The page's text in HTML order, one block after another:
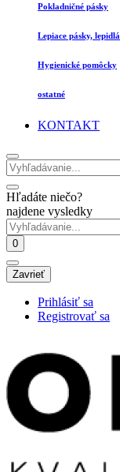
Pokladničné pásky
Lepiace pásky, lepidlá
Hygienické pomôcky
ostatné
KONTAKT
Hľadáte niečo?
najdene vysledky
0
Zavrieť
Prihlásiť sa
Registrovať sa